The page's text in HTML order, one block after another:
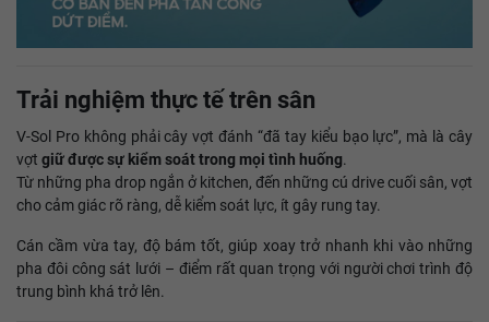
Trải nghiệm thực tế trên sân
V-Sol Pro không phải cây vợt đánh “đã tay kiểu bạo lực”, mà là cây
vợt giữ được sự kiểm soát trong mọi tình huống.
Từ những pha drop ngắn ở kitchen, đến những cú drive cuối sân, vợt
cho cảm giác rõ ràng, dễ kiểm soát lực, ít gây rung tay.
Cán cầm vừa tay, độ bám tốt, giúp xoay trở nhanh khi vào những
pha đôi công sát lưới – điểm rất quan trọng với người chơi trình độ
trung bình khá trở lên.